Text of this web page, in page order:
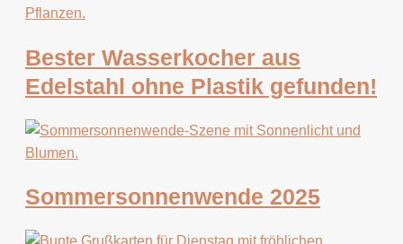
Bester Wasserkocher aus
Edelstahl ohne Plastik gefunden!
Sommersonnenwende 2025